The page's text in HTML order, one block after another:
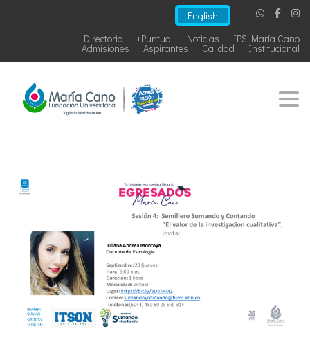
English
IPS María Cano
Noticias
+Puntual
Directorio
Institucional
Calidad
Aspirantes
Admisiones